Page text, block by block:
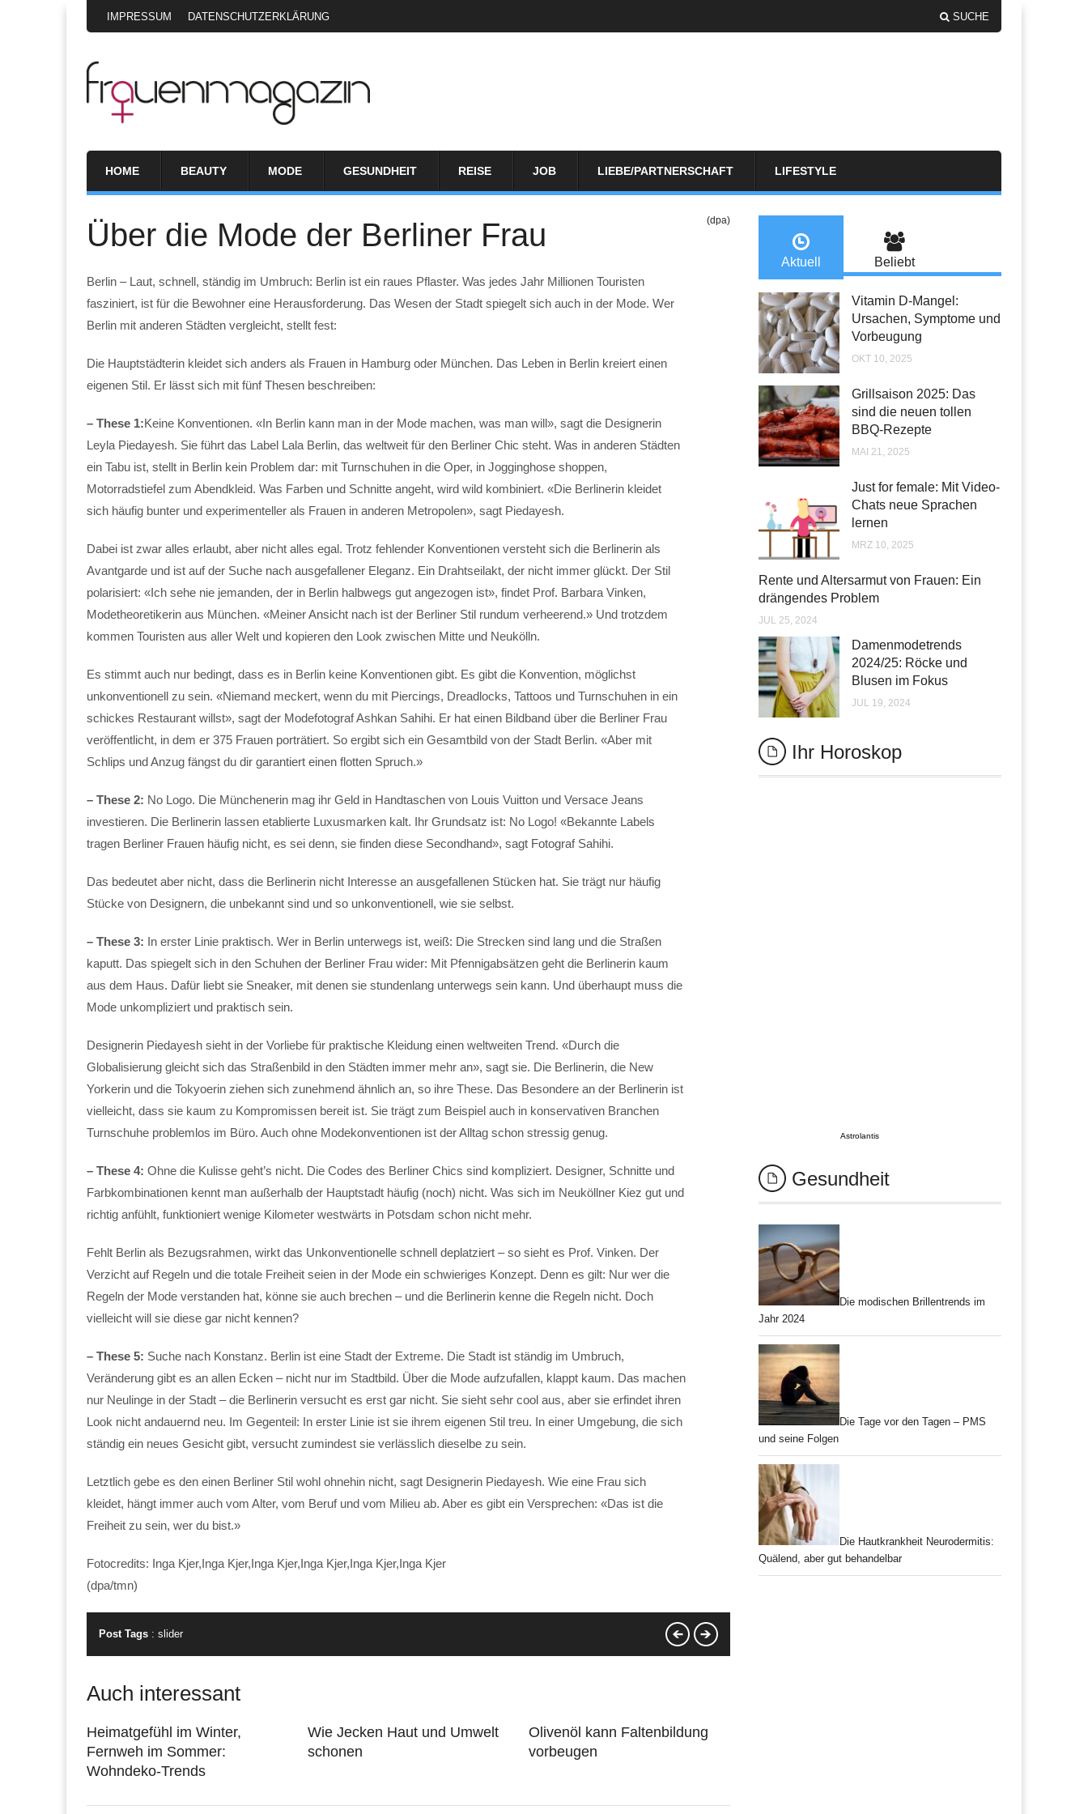
IMPRESSUM DATENSCHUTZERKLÄRUNG SUCHE
HOME BEAUTY MODE GESUNDHEIT REISE JOB LIEBE/PARTNERSCHAFT LIFESTYLE
Über die Mode der Berliner Frau (dpa)
Berlin – Laut, schnell, ständig im Umbruch: Berlin ist ein raues Pflaster. Was jedes Jahr Millionen Touristen
fasziniert, ist für die Bewohner eine Herausforderung. Das Wesen der Stadt spiegelt sich auch in der Mode. Wer
Berlin mit anderen Städten vergleicht, stellt fest:
Die Hauptstädterin kleidet sich anders als Frauen in Hamburg oder München. Das Leben in Berlin kreiert einen
eigenen Stil. Er lässt sich mit fünf Thesen beschreiben:
– These 1:Keine Konventionen. «In Berlin kann man in der Mode machen, was man will», sagt die Designerin
Leyla Piedayesh. Sie führt das Label Lala Berlin, das weltweit für den Berliner Chic steht. Was in anderen Städten
ein Tabu ist, stellt in Berlin kein Problem dar: mit Turnschuhen in die Oper, in Jogginghose shoppen,
Motorradstiefel zum Abendkleid. Was Farben und Schnitte angeht, wird wild kombiniert. «Die Berlinerin kleidet
sich häufig bunter und experimenteller als Frauen in anderen Metropolen», sagt Piedayesh.
Dabei ist zwar alles erlaubt, aber nicht alles egal. Trotz fehlender Konventionen versteht sich die Berlinerin als
Avantgarde und ist auf der Suche nach ausgefallener Eleganz. Ein Drahtseilakt, der nicht immer glückt. Der Stil
polarisiert: «Ich sehe nie jemanden, der in Berlin halbwegs gut angezogen ist», findet Prof. Barbara Vinken,
Modetheoretikerin aus München. «Meiner Ansicht nach ist der Berliner Stil rundum verheerend.» Und trotzdem
kommen Touristen aus aller Welt und kopieren den Look zwischen Mitte und Neukölln.
Es stimmt auch nur bedingt, dass es in Berlin keine Konventionen gibt. Es gibt die Konvention, möglichst
unkonventionell zu sein. «Niemand meckert, wenn du mit Piercings, Dreadlocks, Tattoos und Turnschuhen in ein
schickes Restaurant willst», sagt der Modefotograf Ashkan Sahihi. Er hat einen Bildband über die Berliner Frau
veröffentlicht, in dem er 375 Frauen porträtiert. So ergibt sich ein Gesamtbild von der Stadt Berlin. «Aber mit
Schlips und Anzug fängst du dir garantiert einen flotten Spruch.»
– These 2: No Logo. Die Münchenerin mag ihr Geld in Handtaschen von Louis Vuitton und Versace Jeans
investieren. Die Berlinerin lassen etablierte Luxusmarken kalt. Ihr Grundsatz ist: No Logo! «Bekannte Labels
tragen Berliner Frauen häufig nicht, es sei denn, sie finden diese Secondhand», sagt Fotograf Sahihi.
Das bedeutet aber nicht, dass die Berlinerin nicht Interesse an ausgefallenen Stücken hat. Sie trägt nur häufig
Stücke von Designern, die unbekannt sind und so unkonventionell, wie sie selbst.
– These 3: In erster Linie praktisch. Wer in Berlin unterwegs ist, weiß: Die Strecken sind lang und die Straßen
kaputt. Das spiegelt sich in den Schuhen der Berliner Frau wider: Mit Pfennigabsätzen geht die Berlinerin kaum
aus dem Haus. Dafür liebt sie Sneaker, mit denen sie stundenlang unterwegs sein kann. Und überhaupt muss die
Mode unkompliziert und praktisch sein.
Designerin Piedayesh sieht in der Vorliebe für praktische Kleidung einen weltweiten Trend. «Durch die
Globalisierung gleicht sich das Straßenbild in den Städten immer mehr an», sagt sie. Die Berlinerin, die New
Yorkerin und die Tokyoerin ziehen sich zunehmend ähnlich an, so ihre These. Das Besondere an der Berlinerin ist
vielleicht, dass sie kaum zu Kompromissen bereit ist. Sie trägt zum Beispiel auch in konservativen Branchen
Turnschuhe problemlos im Büro. Auch ohne Modekonventionen ist der Alltag schon stressig genug.
– These 4: Ohne die Kulisse geht’s nicht. Die Codes des Berliner Chics sind kompliziert. Designer, Schnitte und
Farbkombinationen kennt man außerhalb der Hauptstadt häufig (noch) nicht. Was sich im Neuköllner Kiez gut und
richtig anfühlt, funktioniert wenige Kilometer westwärts in Potsdam schon nicht mehr.
Fehlt Berlin als Bezugsrahmen, wirkt das Unkonventionelle schnell deplatziert – so sieht es Prof. Vinken. Der
Verzicht auf Regeln und die totale Freiheit seien in der Mode ein schwieriges Konzept. Denn es gilt: Nur wer die
Regeln der Mode verstanden hat, könne sie auch brechen – und die Berlinerin kenne die Regeln nicht. Doch
vielleicht will sie diese gar nicht kennen?
– These 5: Suche nach Konstanz. Berlin ist eine Stadt der Extreme. Die Stadt ist ständig im Umbruch,
Veränderung gibt es an allen Ecken – nicht nur im Stadtbild. Über die Mode aufzufallen, klappt kaum. Das machen
nur Neulinge in der Stadt – die Berlinerin versucht es erst gar nicht. Sie sieht sehr cool aus, aber sie erfindet ihren
Look nicht andauernd neu. Im Gegenteil: In erster Linie ist sie ihrem eigenen Stil treu. In einer Umgebung, die sich
ständig ein neues Gesicht gibt, versucht zumindest sie verlässlich dieselbe zu sein.
Letztlich gebe es den einen Berliner Stil wohl ohnehin nicht, sagt Designerin Piedayesh. Wie eine Frau sich
kleidet, hängt immer auch vom Alter, vom Beruf und vom Milieu ab. Aber es gibt ein Versprechen: «Das ist die
Freiheit zu sein, wer du bist.»
Fotocredits: Inga Kjer,Inga Kjer,Inga Kjer,Inga Kjer,Inga Kjer,Inga Kjer
(dpa/tmn)
Post Tags : slider
Auch interessant
Heimatgefühl im Winter,
Fernweh im Sommer:
Wohndeko-Trends
Wie Jecken Haut und Umwelt
schonen
Olivenöl kann Faltenbildung
vorbeugen
Aktuell Beliebt
Vitamin D-Mangel:
Ursachen, Symptome und
Vorbeugung
OKT 10, 2025
Grillsaison 2025: Das
sind die neuen tollen
BBQ-Rezepte
MAI 21, 2025
Just for female: Mit Video-
Chats neue Sprachen
lernen
MRZ 10, 2025
Rente und Altersarmut von Frauen: Ein
drängendes Problem
JUL 25, 2024
Damenmodetrends
2024/25: Röcke und
Blusen im Fokus
JUL 19, 2024
Ihr Horoskop
Astrolantis
Gesundheit
Die modischen Brillentrends im
Jahr 2024
Die Tage vor den Tagen – PMS
und seine Folgen
Die Hautkrankheit Neurodermitis:
Quälend, aber gut behandelbar